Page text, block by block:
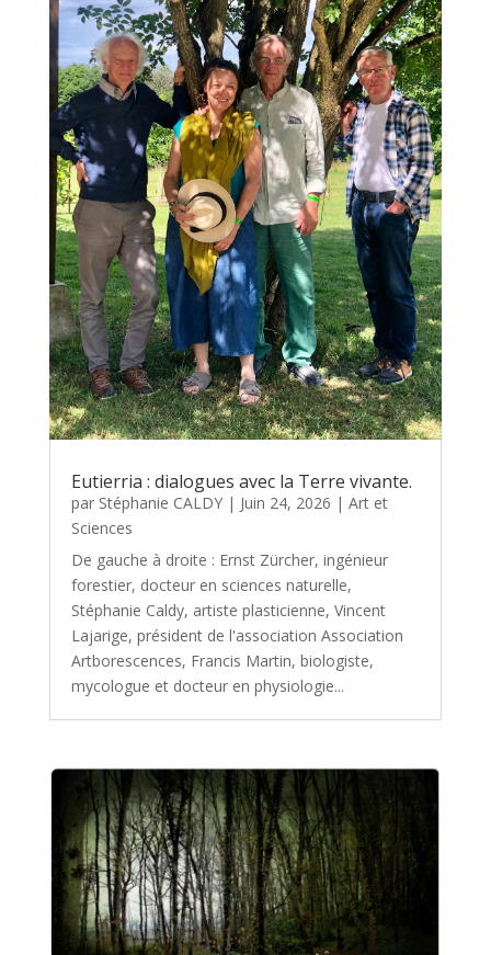
Eutierria : dialogues avec la Terre vivante.
par Stéphanie CALDY| Juin 24, 2026 | Art et
Sciences
De gauche à droite : Ernst Zürcher, ingénieur
forestier, docteur en sciences naturelle,
Stéphanie Caldy, artiste plasticienne, Vincent
Lajarige, président de l'association Association
Artborescences, Francis Martin, biologiste,
mycologue et docteur en physiologie...